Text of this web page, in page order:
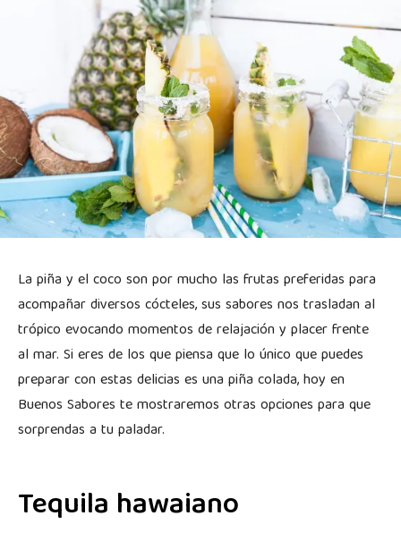
La piña y el coco son por mucho las frutas preferidas para
acompañar diversos cócteles, sus sabores nos trasladan al
trópico evocando momentos de relajación y placer frente
al mar. Si eres de los que piensa que lo único que puedes
preparar con estas delicias es una piña colada, hoy en
Buenos Sabores te mostraremos otras opciones para que
sorprendas a tu paladar.
Tequila hawaiano